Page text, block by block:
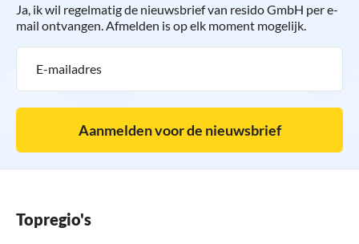
Ja, ik wil regelmatig de nieuwsbrief van resido GmbH per e-
mail ontvangen. Afmelden is op elk moment mogelijk.
Aanmelden voor de nieuwsbrief
Topregio's